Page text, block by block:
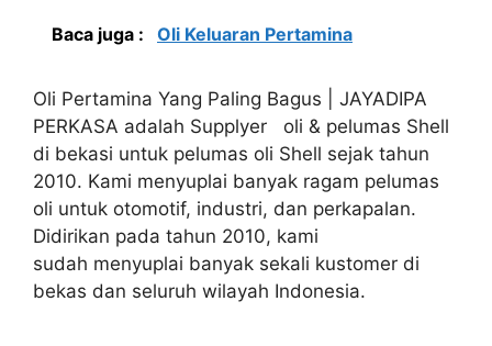
Baca juga : Oli Keluaran Pertamina
Oli Pertamina Yang Paling Bagus | JAYADIPA
PERKASA adalah Supplyer oli & pelumas Shell
di bekasi untuk pelumas oli Shell sejak tahun
2010. Kami menyuplai banyak ragam pelumas
oli untuk otomotif, industri, dan perkapalan.
Didirikan pada tahun 2010, kami
sudah menyuplai banyak sekali kustomer di
bekas dan seluruh wilayah Indonesia.